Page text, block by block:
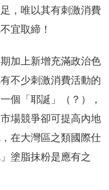
，唯以其有刺激消費
宜取締！
加上新增充滿政治色
不少刺激消費活動的
個「耶誕」（？），
場競爭卻可提高內地
在大灣區之類國際仕
塗脂抹粉是應有之